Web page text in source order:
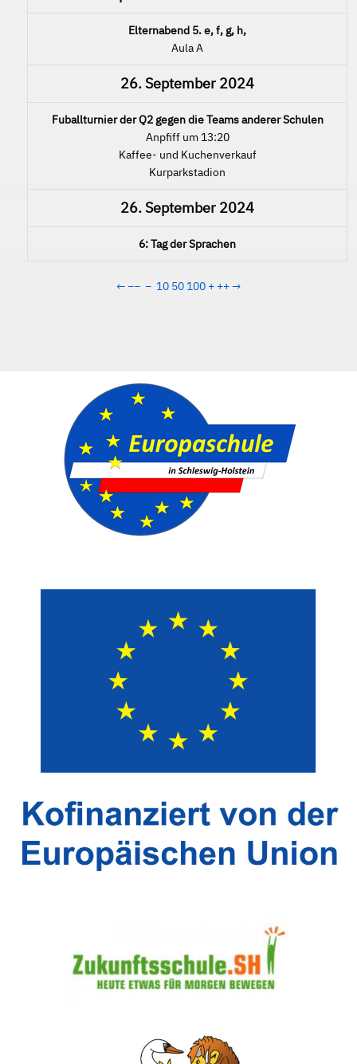
Elternabend 5. e, f, g, h,
Aula A
26. September 2024
Fuballturnier der Q2 gegen die Teams anderer Schulen
Anpfiff um 13:20
Kaffee- und Kuchenverkauf
Kurparkstadion
26. September 2024
6: Tag der Sprachen
← −− − 10 50 100 + ++→